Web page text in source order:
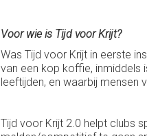
Voor wie is Tijd voor Krijt?
Was Tijd voor Krijt in eerste
van een kop koffie, inmiddels
leeftijden, en waarbij mensen
Tijd voor Krijt 2.0 helpt clubs